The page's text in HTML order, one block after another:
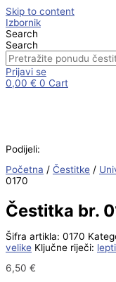
Skip to content
Izbornik
Search
Search
Prijavi se
0,00 € 0 Cart
Podijeli:
Početna / Čestitke /
0170
Čestitka br.
Šifra artikla: 0170
velike Ključne riječi:
6,50 €